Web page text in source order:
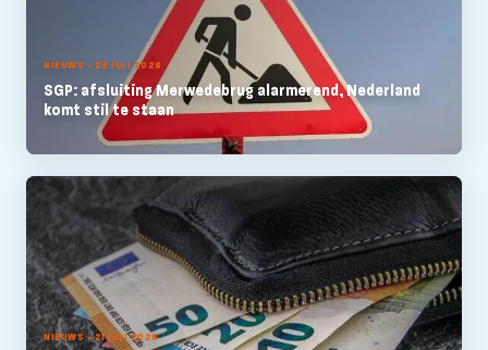
NIEUWS - 23 JULI 2026
SGP: afsluiting Merwedebrug alarmerend, Nederland
komt stil te staan
NIEUWS - 21 JULI 2026